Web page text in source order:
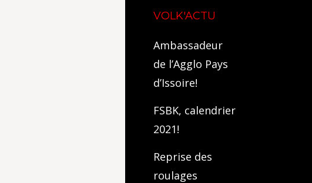
VOLK'ACTU
Ambassadeur
de l’Agglo Pays
d’Issoire!
FSBK, calendrier
2021!
Reprise des
roulages